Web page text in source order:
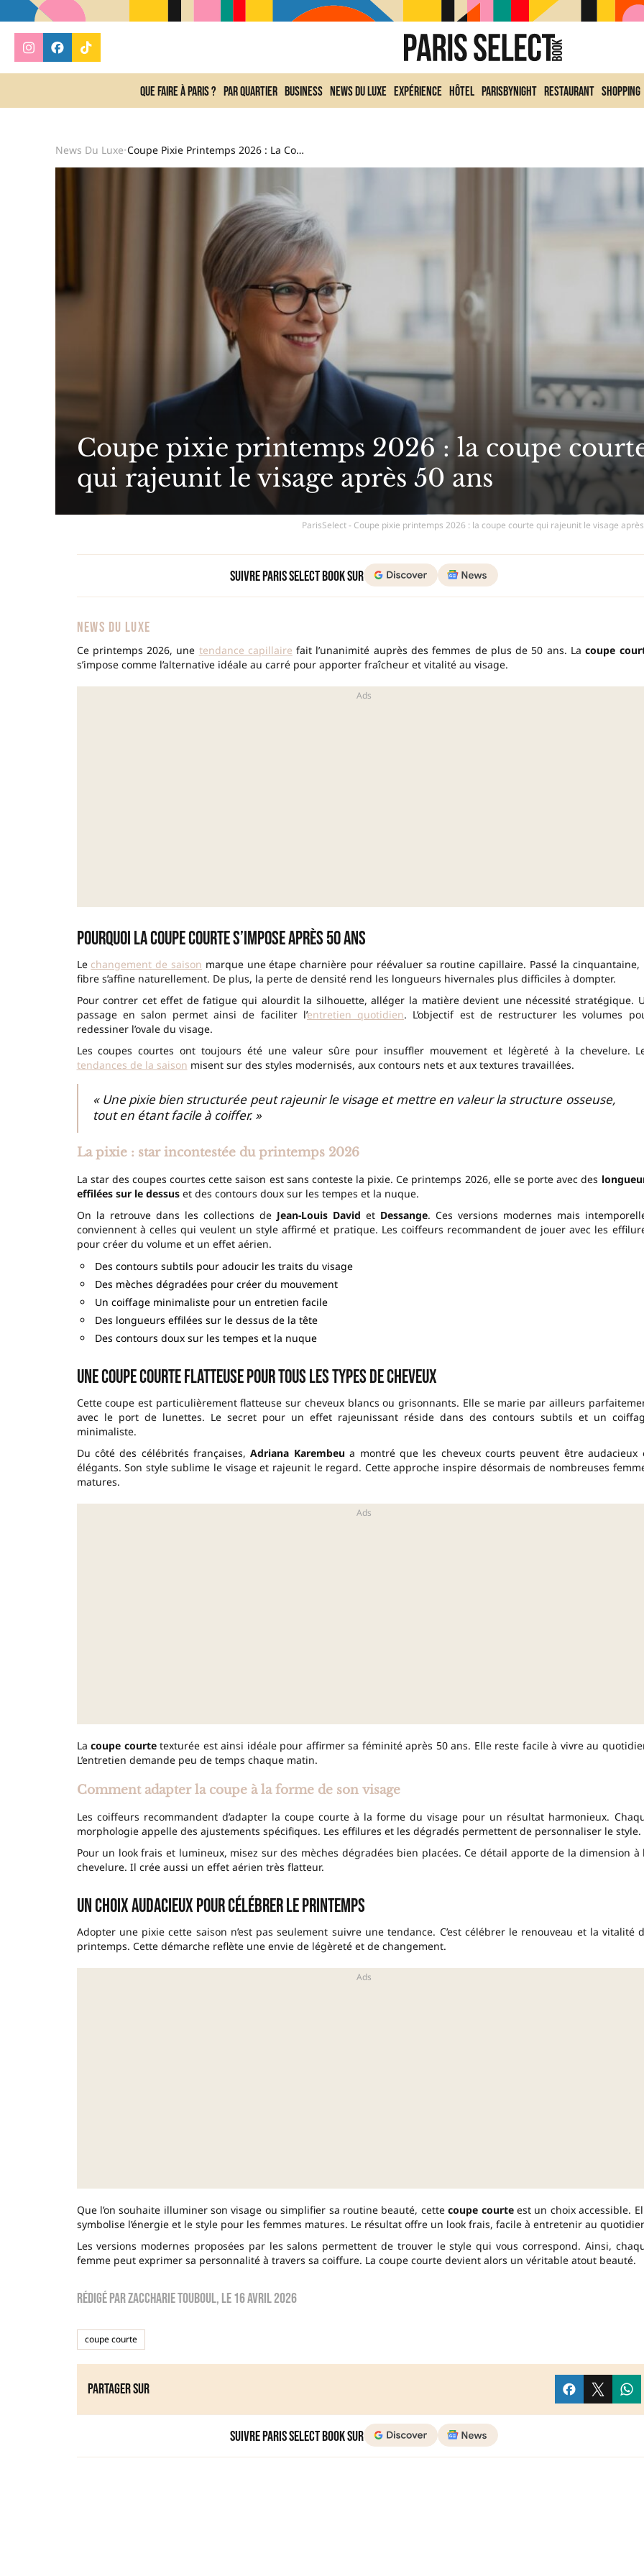
Que faire à Paris ? Par quartier Business News du Luxe Expérience Hôtel ParisByNight Restaurant Shopping
News Du Luxe• Coupe Pixie Printemps 2026 : La Coupe Courte Qui Rajeunit Le Visage Après 50 Ans
Coupe pixie printemps 2026 : la coupe
qui rajeunit le visage après 50 ans
ParisSelect - Coupe pixie printemps 2026 : la coupe courte qui rajeunit le visage
Suivre Paris Select Book sur
NEWS DU LUXE
Ce printemps 2026, une tendance capillaire fait l’unanimité auprès des femmes de plus de 50 ans. Lacoupe
s’impose comme l’alternative idéale au carré pour apporter fraîcheur et vitalité au visage.
Pourquoi la coupe courte s’impose après 50 ans
Le changement de saison marque une étape charnière pour réévaluer sa routine capillaire. Passé la cinquantaine,
fibre s’affine naturellement. De plus, la perte de densité rend les longueurs hivernales plus difficiles à dompter.
Pour contrer cet effet de fatigue qui alourdit la silhouette, alléger la matière devient une nécessité stratégique.
passage en salon permet ainsi de faciliter l’entretien quotidien. L’objectif est de restructurer les volumes
redessiner l’ovale du visage.
Les coupes courtes ont toujours été une valeur sûre pour insuffler mouvement et légèreté à la chevelure.
tendances de la saison misent sur des styles modernisés, aux contours nets et aux textures travaillées.
« Une pixie bien structurée peut rajeunir le visage et mettre en valeur la structure osseuse,
tout en étant facile à coiffer. »
La pixie : star incontestée du printemps 2026
La star des coupes courtes cette saison est sans conteste la pixie. Ce printemps 2026, elle se porte avec des
effilées sur le dessuset des contours doux sur les tempes et la nuque.
On la retrouve dans les collections de Jean-Louis David et Dessange. Ces versions modernes mais
conviennent à celles qui veulent un style affirmé et pratique. Les coiffeurs recommandent de jouer avec les
pour créer du volume et un effet aérien.
Des contours subtils pour adoucir les traits du visage
Des mèches dégradées pour créer du mouvement
Un coiffage minimaliste pour un entretien facile
Des longueurs effilées sur le dessus de la tête
Des contours doux sur les tempes et la nuque
Une coupe courte flatteuse pour tous les types de cheveux
Cette coupe est particulièrement flatteuse sur cheveux blancs ou grisonnants. Elle se marie par ailleurs
avec le port de lunettes. Le secret pour un effet rajeunissant réside dans des contours subtils et un
minimaliste.
Du côté des célébrités françaises,Adriana Karembeu a montré que les cheveux courts peuvent être audacieux
élégants. Son style sublime le visage et rajeunit le regard. Cette approche inspire désormais de nombreuses
matures.
La coupe courtetexturée est ainsi idéale pour affirmer sa féminité après 50 ans. Elle reste facile à vivre au
L’entretien demande peu de temps chaque matin.
Comment adapter la coupe à la forme de son visage
Les coiffeurs recommandent d’adapter la coupe courte à la forme du visage pour un résultat harmonieux.
morphologie appelle des ajustements spécifiques. Les effilures et les dégradés permettent de personnaliser le style.
Pour un look frais et lumineux, misez sur des mèches dégradées bien placées. Ce détail apporte de la dimension à
chevelure. Il crée aussi un effet aérien très flatteur.
Un choix audacieux pour célébrer le printemps
Adopter une pixie cette saison n’est pas seulement suivre une tendance. C’est célébrer le renouveau et la vitalité
printemps. Cette démarche reflète une envie de légèreté et de changement.
Que l’on souhaite illuminer son visage ou simplifier sa routine beauté, cettecoupe courteest un choix accessible.
symbolise l’énergie et le style pour les femmes matures. Le résultat offre un look frais, facile à entretenir au
Les versions modernes proposées par les salons permettent de trouver le style qui vous correspond. Ainsi,
femme peut exprimer sa personnalité à travers sa coiffure. La coupe courte devient alors un véritable atout beauté.
Rédigé parzaccharie touboul, le16 avril 2026
coupe courte
Partager sur
Suivre Paris Select Book sur